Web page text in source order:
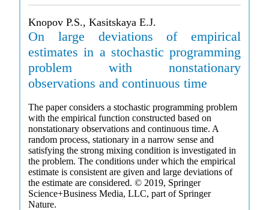
Knopov P.S., Kasitskaya E.J.
On large deviations of empirical
estimates in a stochastic programming
problem with nonstationary
observations and continuous time
The paper considers a stochastic programming problem
with the empirical function constructed based on
nonstationary observations and continuous time. A
random process, stationary in a narrow sense and
satisfying the strong mixing condition is investigated in
the problem. The conditions under which the empirical
estimate is consistent are given and large deviations of
the estimate are considered. © 2019, Springer
Science+Business Media, LLC, part of Springer
Nature.